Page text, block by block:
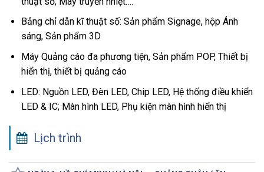
Bảng chỉ dẫn kĩ thuật số: Sản phẩm Signage, hộp Ánh
sáng, Sản phẩm 3D
Máy Quảng cáo đa phương tiện, Sản phẩm POP, Thiết bị
hiển thị, thiết bị quảng cáo
LED: Nguồn LED, Đèn LED, Chip LED, Hệ thống điều khiển
LED & IC; Màn hình LED, Phụ kiện màn hình hiển thị
Lịch trình